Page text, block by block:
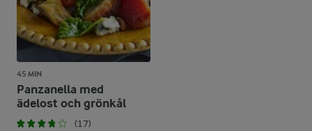
45 MIN
Panzanella med
ädelost och grönkål
(17)